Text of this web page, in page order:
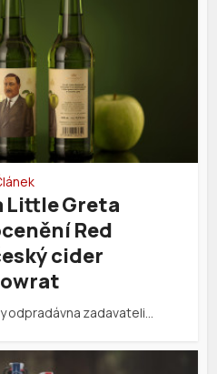
Little Greta
Red
cider
odpradávna zadavateli…